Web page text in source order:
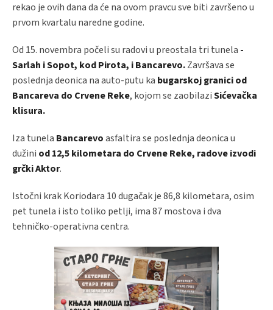
rekao je ovih dana da će na ovom pravcu sve biti završeno u
prvom kvartalu naredne godine.
Od 15. novembra počeli su radovi u preostala tri tunela -
Sarlah i Sopot, kod Pirota, i Bancarevo.Završava se
poslednja deonica na auto-putu ka bugarskoj granici od
Bancareva do Crvene Reke, kojom se zaobilaziSićevačka
klisura.
Iza tunela Bancarevoasfaltira se poslednja deonica u
dužini od 12,5 kilometara do Crvene Reke, radove izvodi
grčki Aktor.
Istočni krak Koriodara 10 dugačak je 86,8 kilometara, osim
pet tunela i isto toliko petlji, ima 87 mostova i dva
tehničko-operativna centra.